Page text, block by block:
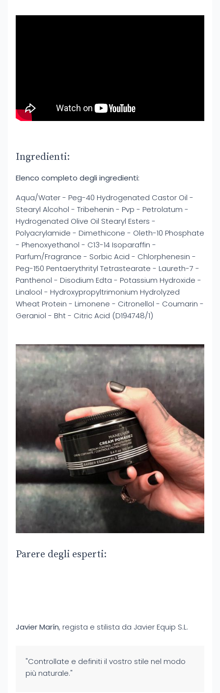
Ingredienti:
Elenco completo degli ingredienti:
Aqua/Water - Peg-40 Hydrogenated Castor Oil -
Stearyl Alcohol - Tribehenin - Pvp - Petrolatum -
Hydrogenated Olive Oil Stearyl Esters -
Polyacrylamide - Dimethicone - Oleth-10 Phosphate
- Phenoxyethanol - C13-14 Isoparaffin -
Parfum/Fragrance - Sorbic Acid - Chlorphenesin -
Peg-150 Pentaerythrityl Tetrastearate - Laureth-7 -
Panthenol - Disodium Edta - Potassium Hydroxide -
Linalool - Hydroxypropyltrimonium Hydrolyzed
Wheat Protein - Limonene - Citronellol - Coumarin -
Geraniol - Bht - Citric Acid (D194748/1)
Parere degli esperti:
Javier Marín, regista e stilista da Javier Equip S.L.
"Controllate e definiti il vostro stile nel modo
più naturale."